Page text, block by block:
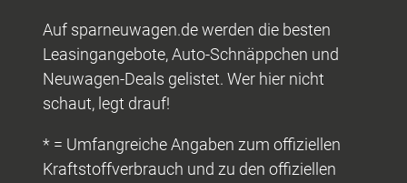
Auf sparneuwagen.de werden die besten
Leasingangebote, Auto-Schnäppchen und
Neuwagen-Deals gelistet. Wer hier nicht
schaut, legt drauf!
* = Umfangreiche Angaben zum offiziellen
Kraftstoffverbrauch und zu den offiziellen